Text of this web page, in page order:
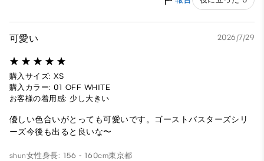
可愛い 2026/7/29
購入サイズ: XS
購入カラー: 01 OFF WHITE
お客様の着用感: 少し大きい
優しい色合いがとっても可愛いです。ゴーストバスターズシリ
ーズ今後も出ると良いな〜
shun女性身長: 156 - 160cm東京都